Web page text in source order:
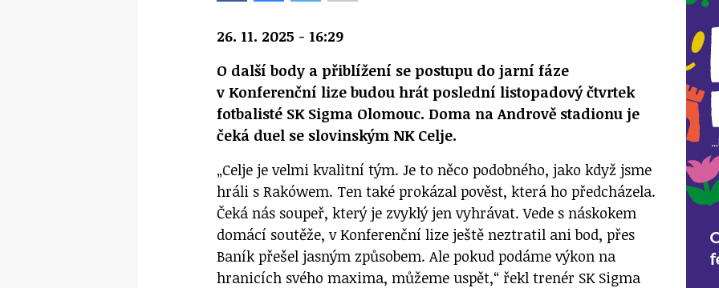
26. 11. 2025 - 16:29
O další body a přiblížení se postupu do jarní fáze
v Konferenční lize budou hrát poslední listopadový čtvrtek
fotbalisté SK Sigma Olomouc. Doma na Andrově stadionu je
čeká duel se slovinským NK Celje.
„Celje je velmi kvalitní tým. Je to něco podobného, jako když jsme
hráli s Rakówem. Ten také prokázal pověst, která ho předcházela.
Čeká nás soupeř, který je zvyklý jen vyhrávat. Vede s náskokem
domácí soutěže, v Konferenční lize ještě neztratil ani bod, přes
Baník přešel jasným způsobem. Ale pokud podáme výkon na
hranicích svého maxima, můžeme uspět,“ řekl trenér SK Sigma